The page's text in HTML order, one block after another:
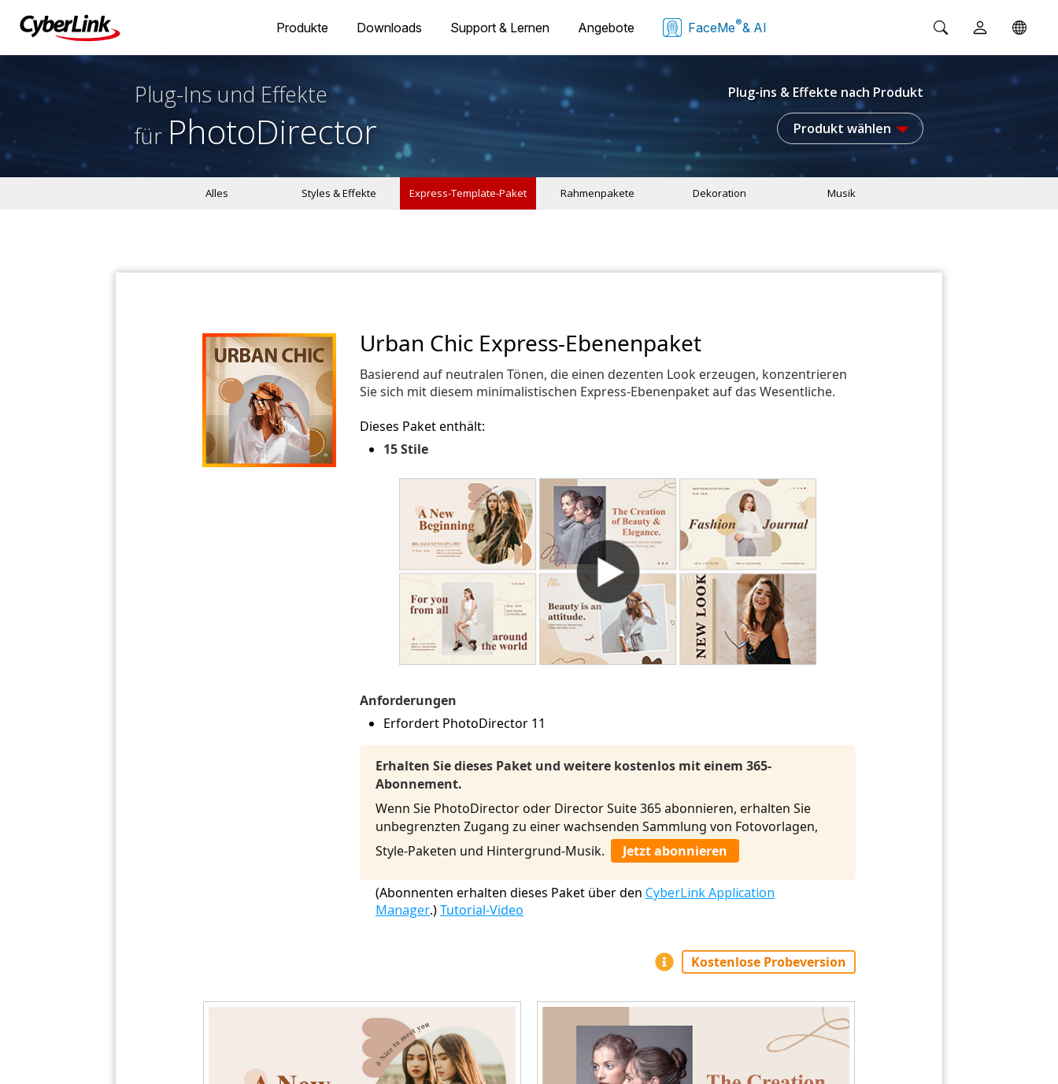
Produkte Downloads Support & Lernen Angebote FaceMe®& AI
Plug-Ins und Effekte
für PhotoDirector
Plug-ins & Effekte nach Produkt
Produkt wählen
Alles Styles & Effekte Express-Template-Paket Rahmenpakete Dekoration Musik
Urban Chic Express-Ebenenpaket
Basierend auf neutralen Tönen, die einen dezenten Look erzeugen, konzentrieren
Sie sich mit diesem minimalistischen Express-Ebenenpaket auf das Wesentliche.
Dieses Paket enthält:
15 Stile
Anforderungen
Erfordert PhotoDirector 11
Erhalten Sie dieses Paket und weitere kostenlos mit einem 365-
Abonnement.
Wenn Sie PhotoDirector oder Director Suite 365 abonnieren, erhalten Sie
unbegrenzten Zugang zu einer wachsenden Sammlung von Fotovorlagen,
Style-Paketen und Hintergrund-Musik.
Jetzt abonnieren
(Abonnenten erhalten dieses Paket über den CyberLink Application
Manager.)Tutorial-Video
Kostenlose Probeversion